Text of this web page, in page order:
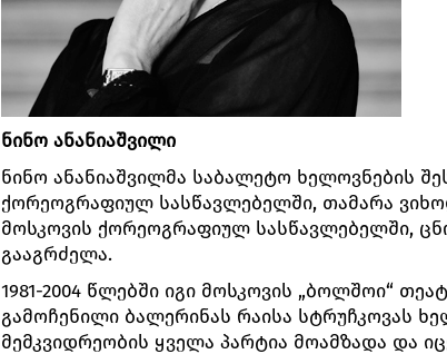
ნინო ანანიაშვილი
ნინო ანანიაშვილმა საბალეტო ხელოვნების
ქორეოგრაფიულ სასწავლებელში, თამარა
მოსკოვის ქორეოგრაფიულ სასწავლებელში,
გააგრძელა.
1981-2004 წლებში იგი მოსკოვის „ბოლშოი“
გამოჩენილი ბალერინას რაისა სტრუჩკოვას
მემკვიდრეობის ყველა პარტია მოამზადა და